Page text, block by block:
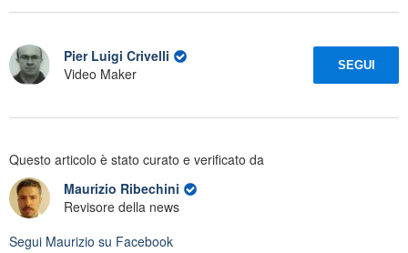
Pier Luigi Crivelli
Video Maker
SEGUI
Questo articolo è stato curato e verificato da
Maurizio Ribechini
Revisore della news
Segui Maurizio su Facebook